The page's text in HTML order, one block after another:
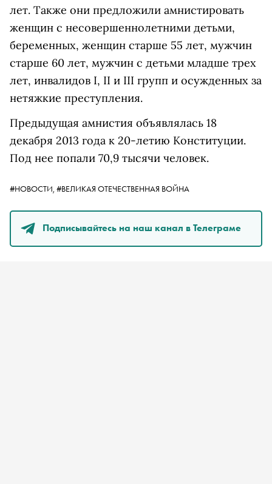
лет. Также они предложили амнистировать
женщин с несовершеннолетними детьми,
беременных, женщин старше 55 лет, мужчин
старше 60 лет, мужчин с детьми младше трех
лет, инвалидов I, II и III групп и осужденных за
нетяжкие преступления.
Предыдущая амнистия объявлялась 18
декабря 2013 года к 20-летию Конституции.
Под нее попали 70,9 тысячи человек.
#НОВОСТИ, #ВЕЛИКАЯ ОТЕЧЕСТВЕННАЯ ВОЙНА
Подписывайтесь на наш канал в Телеграме